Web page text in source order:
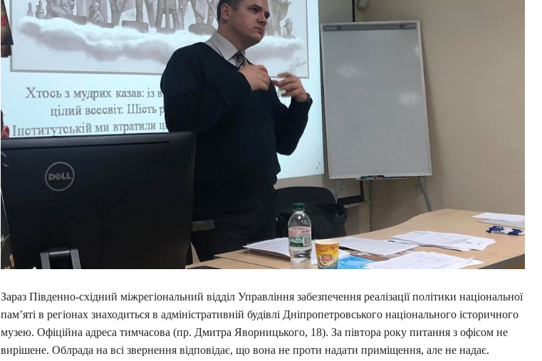
Зараз Південно-східний міжрегіональний відділ Управління забезпечення реалізації політики національної
пам’яті в регіонах знаходиться в адміністративній будівлі Дніпропетровського національного історичного
музею. Офіційна адреса тимчасова (пр. Дмитра Яворницького, 18). За півтора року питання з офісом не
вирішене. Облрада на всі звернення відповідає, що вона не проти надати приміщення, але не надає.